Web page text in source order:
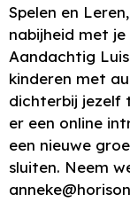
Spelen en
nabijheid met
Aandachtig
kinderen met
dichterbij jezelf
er een online
een nieuwe
sluiten. Neem